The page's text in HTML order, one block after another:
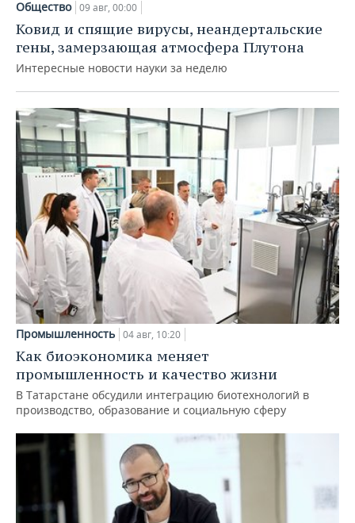
Общество 09 авг, 00:00
Ковид и спящие вирусы, неандертальские
гены, замерзающая атмосфера Плутона
Интересные новости науки за неделю
Промышленность 04 авг, 10:20
Как биоэкономика меняет
промышленность и качество жизни
В Татарстане обсудили интеграцию биотехнологий в
производство, образование и социальную сферу